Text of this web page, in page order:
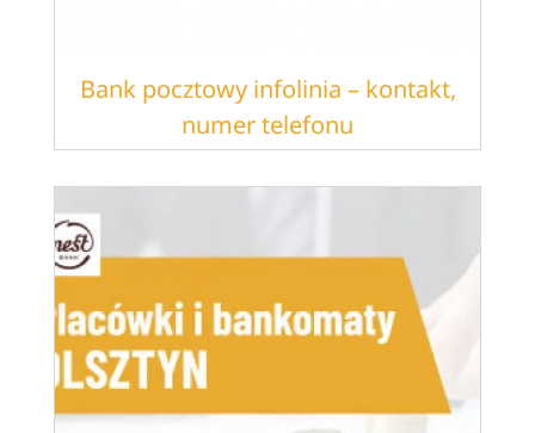
Bank pocztowy infolinia – kontakt,
numer telefonu